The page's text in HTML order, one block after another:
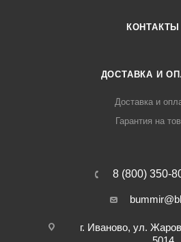
КОНТАКТЫ
ДОСТАВКА И
Доставка и
Гарантия на
8 (800) 350-
г. Иваново, ул.